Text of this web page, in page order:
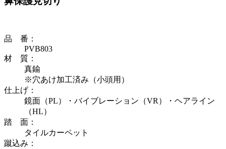
品 番 ：
PVB803
材 質 ：
真鍮
※穴あけ加工済み（小頭用）
仕上げ ：
鏡面（PL）・バイブレーション（VR）・ヘアライン
（HL）
踏 面 ：
タイルカーペット
蹴込み ：